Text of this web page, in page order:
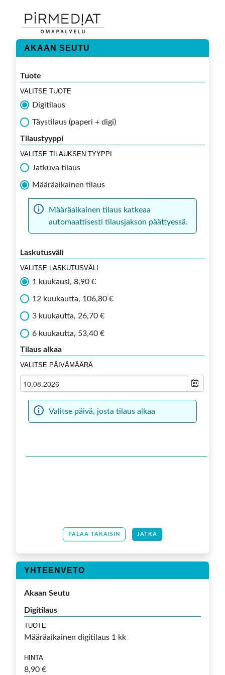
AKAAN SEUTU
Tuote
VALITSE TUOTE
Digitilaus
Täystilaus (paperi + digi)
Tilaustyyppi
VALITSE TILAUKSEN TYYPPI
Jatkuva tilaus
Määräaikainen tilaus
Määräaikainen tilaus katkeaa
automaattisesti tilausjakson päättyessä.
Laskutusväli
VALITSE LASKUTUSVÄLI
1 kuukausi, 8,90 €
12 kuukautta, 106,80 €
3 kuukautta, 26,70 €
6 kuukautta, 53,40 €
Tilaus alkaa
VALITSE PÄIVÄMÄÄRÄ
Valitse päivä, josta tilaus alkaa
PALAA TAKAISIN JATKA
YHTEENVETO
Akaan Seutu
Digitilaus
TUOTE
Määräaikainen digitilaus 1 kk
HINTA
8,90 €